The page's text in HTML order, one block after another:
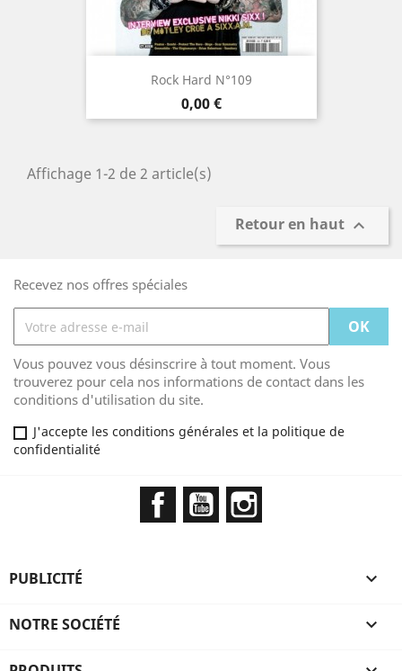
Rock Hard N°109
Prix
0,00 €
Affichage 1-2 de 2 article(s)
Retour en haut 
Recevez nos offres spéciales
Vous pouvez vous désinscrire à tout moment. Vous
trouverez pour cela nos informations de contact dans les
conditions d'utilisation du site.
J'accepte les conditions générales et la politique de
confidentialité
FacebookYouTube
PUBLICITÉ 
NOTRE SOCIÉTÉ 